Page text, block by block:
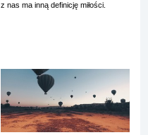
z nas ma inną definicję miłości.